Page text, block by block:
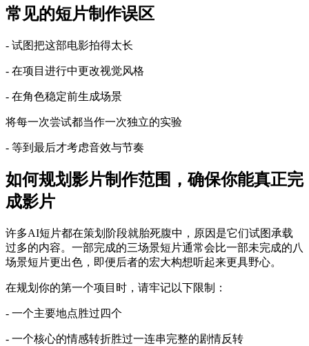
常见的短片制作误区
- 试图把这部电影拍得太长
- 在项目进行中更改视觉风格
- 在角色稳定前生成场景
将每一次尝试都当作一次独立的实验
- 等到最后才考虑音效与节奏
如何规划影片制作范围，确保你能真正完
成影片
许多AI短片都在策划阶段就胎死腹中，原因是它们试图承载
过多的内容。一部完成的三场景短片通常会比一部未完成的八
场景短片更出色，即便后者的宏大构想听起来更具野心。
在规划你的第一个项目时，请牢记以下限制：
- 一个主要地点胜过四个
- 一个核心的情感转折胜过一连串完整的剧情反转